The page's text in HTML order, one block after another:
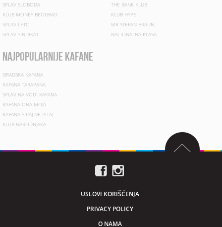
SPLAV SLOBODA
KLUB MONEY BEOGRAD
SPLAV LETO
SPLAV SINDIKAT
THE BANK KLUB
KLUB HYPE
MR STEFAN BRAUN
NACIONALNA KLASA
najpopularnije kafane
GRADSKA KAFANA
KAFANA TARAPANA
SPLAV NA VODI KAFANA
KAFANA ONA MOJA
KAFANA SIPAJ NE PITAJ
KLUB NARODNJAKA
USLOVI KORIŠĆENJA
PRIVACY POLICY
O NAMA